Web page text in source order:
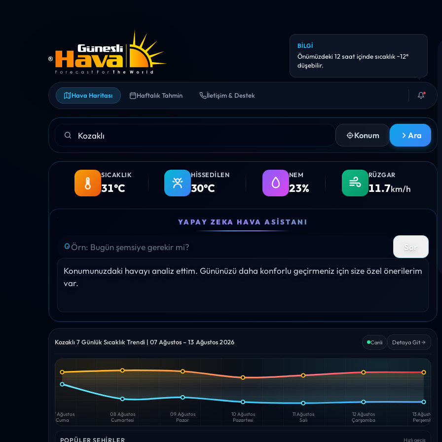
Hava Haritası Haftalık Tahmin İletişim & Destek
BILGI
Önümüzdeki 12 saat içinde sıcaklık ~12°
düşebilir.
Konum Ara
SICAKLIK
31°C
HISSEDILEN
30°C
NEM
23%
RÜZGAR
11.7km/h
YAPAY ZEKA HAVA ASISTANI
Sor
Konumunuzdaki havayı analiz ettim. Gününüzü daha konforlu geçirmeniz için size özel önerilerim
var.
Kozaklı 7 Günlük Sıcaklık Trendi | 07 Ağustos – 13 Ağustos 2026 Canlı Detaya Git
07 Ağustos
Cuma
08 Ağustos
Cumartesi
09 Ağustos
Pazar
10 Ağustos
Pazartesi
11 Ağustos
Salı
12 Ağustos
Çarşamba
13 Ağustos
Perşembe
POPÜLER ŞEHIRLER Hızlı geçiş
10:00
28°
11:00
Yağış: 0%
12:00 13:00 14:00 15:00 16:00 17:00
33°
Yağış: 0%
18:00